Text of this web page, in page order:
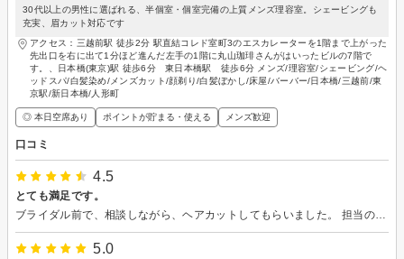
30代以上の男性に選ばれる、半個室・個室完備の上質メンズ理容室。シェービングも
充実、眉カット対応です
アクセス：三越前駅 徒歩2分 駅直結コレド室町3のエスカレーターを1階まで上がった
先出口を右に出て1分ほど進んだ左手の1階に丸山珈琲さんがはいったビルの7階で
す。、日本橋(東京)駅 徒歩6分 東日本橋駅 徒歩6分 メンズ/理容室/シェービング/ヘ
ッドスパ/白髪染め/メンズカット/顔剃り/白髪ぼかし/床屋/バーバー/日本橋/三越前/東
京駅/新日本橋/人形町
◎ 本日空席あり ポイントが貯まる・使える メンズ歓迎
口コミ
4.5
とても満足です。
ブライダル前で、相談しながら、ヘアカットしてもらいました。 担当の方もとても親切にアドバイスそでくださり、カットもとても満足いくないようでした。 また、予約します。
5.0